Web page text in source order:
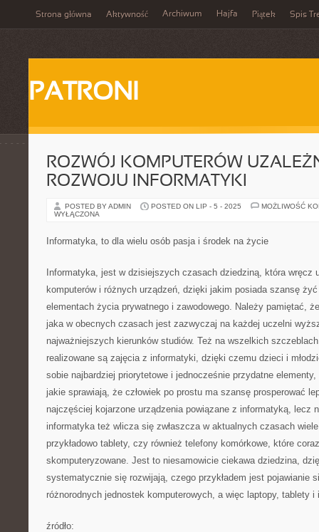
Strona główna Aktywność Archiwum Hajfa Piątek Spis
PATRONI
ROZWÓJ KOMPUTERÓW
ROZWOJU INFORMATYKI
POSTED BY ADMIN POSTED ON LIP - 5 - 2025
MOŻLIWOŚĆ
WYŁĄCZONA
Informatyka, to dla wielu osób pasja i środek na życie
Informatyka, jest w dzisiejszych czasach dziedziną, która wręcz
komputerów i różnych urządzeń, dzięki jakim posiada szansę
elementach życia prywatnego i zawodowego. Należy pamiętać,
jaka w obecnych czasach jest zazwyczaj na każdej uczelni
najważniejszych kierunków studiów. Też na wszelkich
realizowane są zajęcia z informatyki, dzięki czemu dzieci i
sobie najbardziej priorytetowe i jednocześnie przydatne
jakie sprawiają, że człowiek po prostu ma szansę prosperować
najczęściej kojarzone urządzenia powiązane z informatyką, lecz
informatyka też wlicza się zwłaszcza w aktualnych czasach
przykładowo tablety, czy również telefony komórkowe, które
skomputeryzowane. Jest to niesamowicie ciekawa dziedzina,
systematycznie się rozwijają, czego przykładem jest pojawianie
różnorodnych jednostek komputerowych, a więc laptopy, tablety i
źródło: